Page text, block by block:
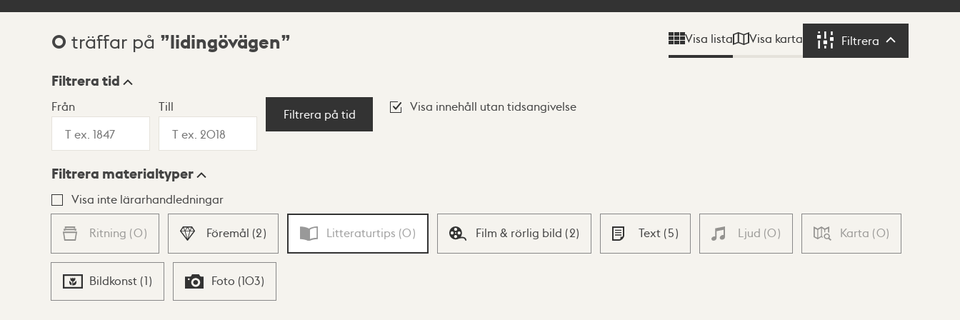
Sökresultat
0 träffar på lidingövägen Visa lista Visa karta Filtrera Filtrera
Visningsläge
Lista Karta
Filtrera tid
Från Till
Filtrera på tid
Visa innehåll utan tidsangivelse
Filtrera materialtyper
Visa inte lärarhandledningar
Ritning (0) Föremål (2) Litteraturtips (0) Film & rörlig bild (2) Text (5) Ljud (0) Karta (0)
Bildkonst (1) Foto (103)